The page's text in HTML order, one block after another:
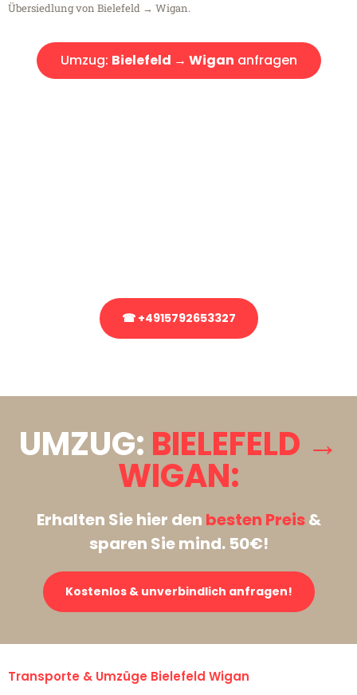
Übersiedlung von Bielefeld → Wigan.
Umzug: Bielefeld → Wigan anfragen
☎ +4915792653327
UMZUG: BIELEFELD →
WIGAN:
Erhalten Sie hier den besten Preis&
sparen Sie mind. 50€!
Kostenlos & unverbindlich anfragen!
Transporte & Umzüge Bielefeld Wigan